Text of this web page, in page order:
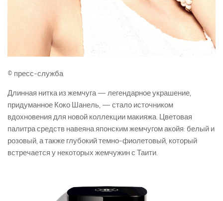
© пресс-служба
Длинная нитка из жемчуга — легендарное украшение,
придуманное Коко Шанель, — стало источником
вдохновения для новой коллекции макияжа. Цветовая
палитра средств навеяна японским жемчугом акойя: белый и
розовый, а также глубокий темно-фиолетовый, который
встречается у некоторых жемчужин с Таити.